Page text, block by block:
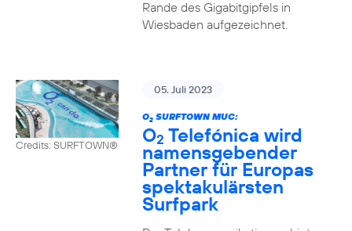
Rande des Gigabitgipfels in
Wiesbaden aufgezeichnet.
Credits: SURFTOWN®
05. Juli 2023
O2SURFTOWN MUC:
O2 Telefónica wird
namensgebender
Partner für Europas
spektakulärsten
Surfpark